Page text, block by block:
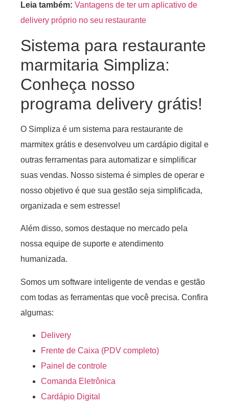
Leia também: Vantagens de ter um aplicativo de
delivery próprio no seu restaurante
Sistema para restaurante
marmitaria Simpliza:
Conheça nosso
programa delivery grátis!
O Simpliza é um sistema para restaurante de
marmitex grátis e desenvolveu um cardápio digital e
outras ferramentas para automatizar e simplificar
suas vendas. Nosso sistema é simples de operar e
nosso objetivo é que sua gestão seja simplificada,
organizada e sem estresse!
Além disso, somos destaque no mercado pela
nossa equipe de suporte e atendimento
humanizada.
Somos um software inteligente de vendas e gestão
com todas as ferramentas que você precisa. Confira
algumas:
Delivery
Frente de Caixa (PDV completo)
Painel de controle
Comanda Eletrônica
Cardápio Digital